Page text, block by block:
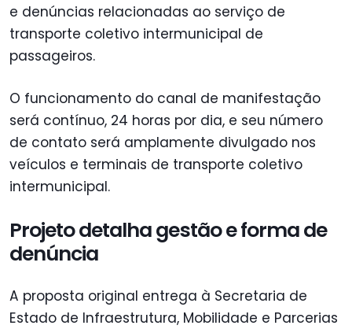
e denúncias relacionadas ao serviço de
transporte coletivo intermunicipal de
passageiros.
O funcionamento do canal de manifestação
será contínuo, 24 horas por dia, e seu número
de contato será amplamente divulgado nos
veículos e terminais de transporte coletivo
intermunicipal.
Projeto detalha gestão e forma de
denúncia
A proposta original entrega à Secretaria de
Estado de Infraestrutura, Mobilidade e Parcerias